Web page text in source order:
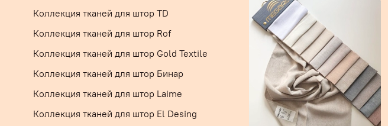
Коллекция тканей для штор TD
Коллекция тканей для штор Rof
Коллекция тканей для штор Gold Textile
Коллекция тканей для штор Бинар
Коллекция тканей для штор Laime
Коллекция тканей для штор El Desing